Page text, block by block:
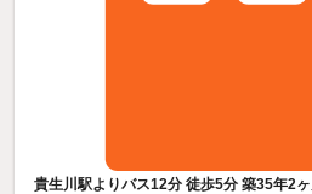
貴生川駅よりバス12分 徒歩5分 築35年2